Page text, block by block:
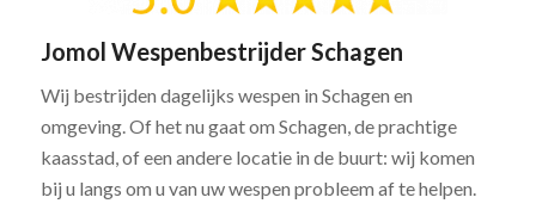
Jomol Wespenbestrijder Schagen
Wij bestrijden dagelijks wespen in Schagen en
omgeving. Of het nu gaat om Schagen, de prachtige
kaasstad, of een andere locatie in de buurt: wij komen
bij u langs om u van uw wespen probleem af te helpen.